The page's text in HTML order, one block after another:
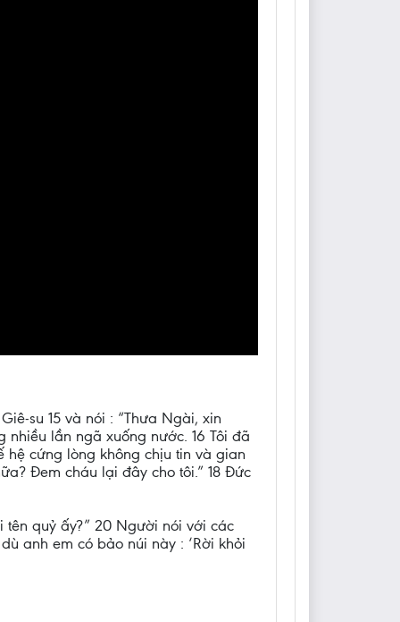
su 15 và nói : “Thưa Ngài, xin
lần ngã xuống nước. 16 Tôi đã
hệ cứng lòng không chịu tin và gian
Đem cháu lại đây cho tôi.” 18 Đức
tên quỷ ấy?” 20 Người nói với các
anh em có bảo núi này : ‘Rời khỏi